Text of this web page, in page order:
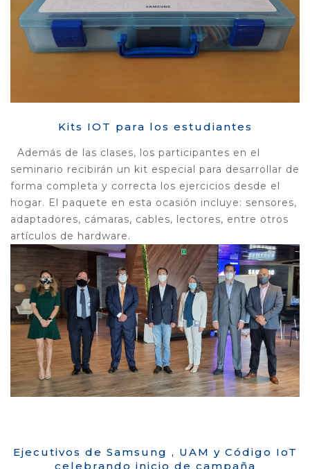
Kits IOT para los estudiantes
Además de las clases, los participantes en el
seminario recibirán un kit especial para desarrollar de
forma completa y correcta los ejercicios desde el
hogar. El paquete en esta ocasión incluye: sensores,
adaptadores, cámaras, cables, lectores, entre otros
artículos de hardware.
Ejecutivos de Samsung , UAM y Código IoT
celebrando inicio de campaña